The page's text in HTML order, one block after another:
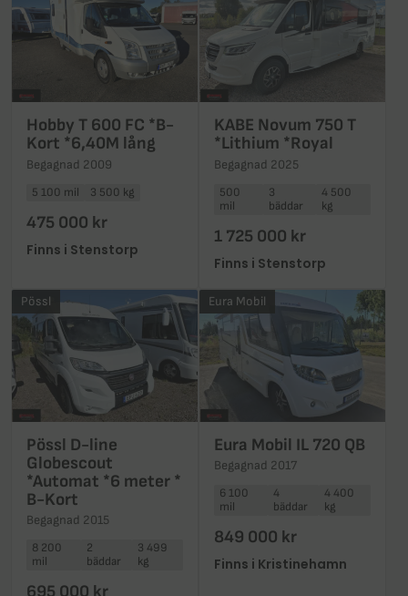
Hobby T 600 FC *B-
Kort *6,40M lång
Begagnad 2009
5 100 mil 3 500 kg
475 000 kr
Finns i Stenstorp
KABE Novum 750 T
*Lithium *Royal
Begagnad 2025
500
mil
3
bäddar
4 500
kg
1 725 000 kr
Finns i Stenstorp
Pössl
Pössl D-line
Globescout
*Automat *6 meter *
B-Kort
Begagnad 2015
8 200
mil
2
bäddar
3 499
kg
Eura Mobil
Eura Mobil IL 720 QB
Begagnad 2017
6 100
mil
4
bäddar
4 400
kg
849 000 kr
Finns i Kristinehamn